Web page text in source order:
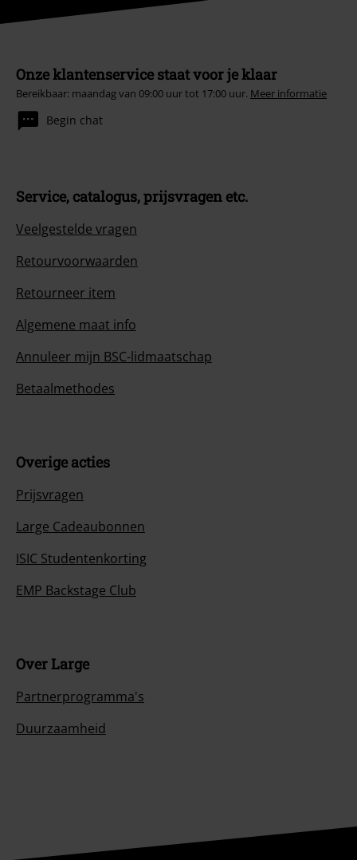
Onze klantenservice staat voor je klaar
Bereikbaar: maandag van 09:00 uur tot 17:00 uur. Meer informatie
Begin chat
Service, catalogus, prijsvragen etc.
Veelgestelde vragen
Retourvoorwaarden
Retourneer item
Algemene maat info
Annuleer mijn BSC-lidmaatschap
Betaalmethodes
Overige acties
Prijsvragen
Large Cadeaubonnen
ISIC Studentenkorting
EMP Backstage Club
Over Large
Partnerprogramma's
Duurzaamheid